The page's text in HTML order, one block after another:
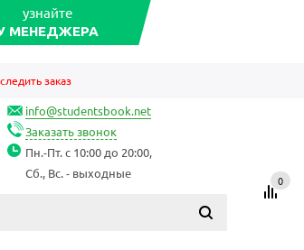
узнайте
МЕНЕДЖЕРА
заказ
info@studentsbook.net
Заказать звонок
Пн.-Пт. с 10:00 до 20:00,
Сб., Вс. - выходные
0